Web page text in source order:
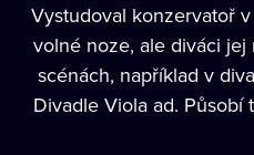
Vystudoval konzervatoř
volné noze, ale diváci
scénách, například v
Divadle Viola ad.